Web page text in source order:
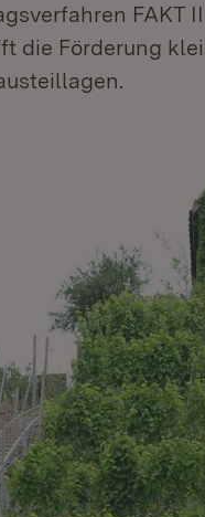
FAKT
die Förderung